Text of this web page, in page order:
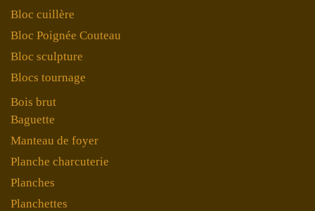
Bloc cuillère
Bloc Poignée Couteau
Bloc sculpture
Blocs tournage
Bois brut
Baguette
Manteau de foyer
Planche charcuterie
Planches
Planchettes